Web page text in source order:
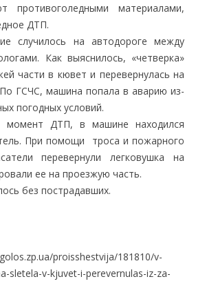
противоголедными материалами,
ДТП.
случилось на автодороге между
Как выяснилось, «четверка»
части в кювет и перевернулась на
ГСЧС, машина попала в аварию из-
погодных условий.
ДТП, в машине находился
При помощи троса и пожарного
перевернули легковушка на
ее на проезжую часть.
без пострадавших.
proisshestvija/181810/v-
sletela-v-kjuvet-i-perevernulas-iz-za-